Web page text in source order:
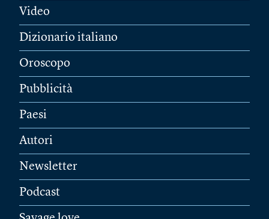
Video
Dizionario italiano
Oroscopo
Pubblicità
Paesi
Autori
Newsletter
Podcast